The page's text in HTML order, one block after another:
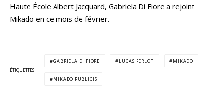
Haute École Albert Jacquard, Gabriela Di Fiore a rejoint
Mikado en ce mois de février.
ÉTIQUETTES
GABRIELA DI FIORE LUCAS PERLOT MIKADO
MIKADO PUBLICIS